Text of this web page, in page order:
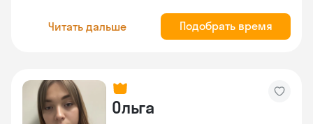
Читать дальше Подобрать время
Ольга